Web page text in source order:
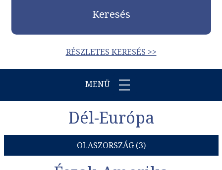
Keresés
RÉSZLETES KERESÉS >>
MENÜ
Dél-Európa
OLASZORSZÁG (3)